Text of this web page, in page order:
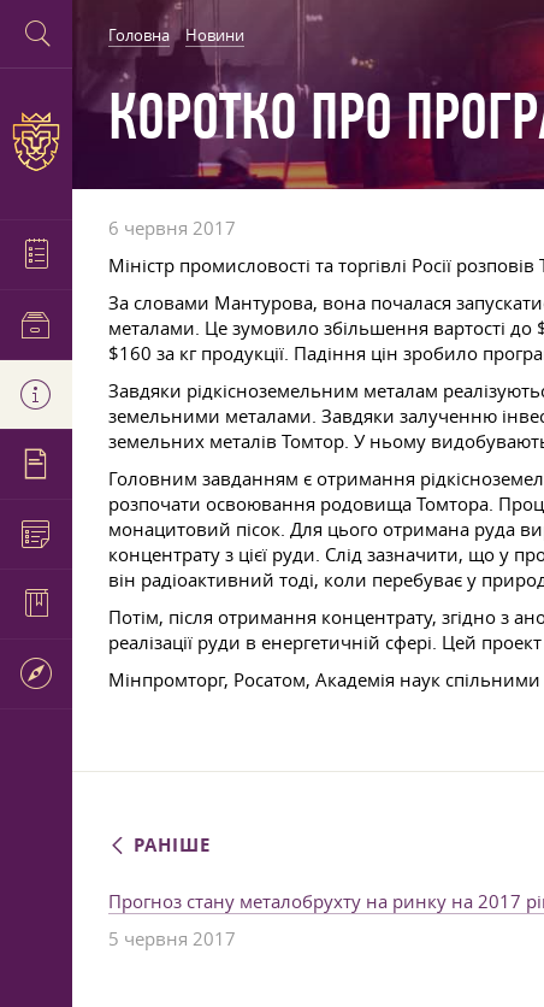
Головна Новини
КОРОТКО ПРО
6 червня 2017
Міністр промисловості та торгівлі Росії
За словами Мантурова, вона почалася
металами. Це зумовило збільшення вартості до
$160 за кг продукції. Падіння цін зробило
Завдяки рідкісноземельним металам
земельними металами. Завдяки залученню
земельних металів Томтор. У ньому
Головним завданням є отримання
розпочати освоювання родовища Томтора.
монацитовий пісок. Для цього отримана руда
концентрату з цієї руди. Слід зазначити, що у
він радіоактивний тоді, коли перебуває у
Потім, після отримання концентрату, згідно з
реалізації руди в енергетичній сфері. Цей
Мінпромторг, Росатом, Академія наук
РАНІШЕ
Прогноз стану металобрухту на ринку на 2017
5 червня 2017